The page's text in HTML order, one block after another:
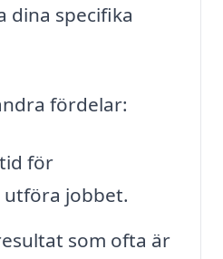
dina specifika
fördelar:
för
jobbet.
som ofta är